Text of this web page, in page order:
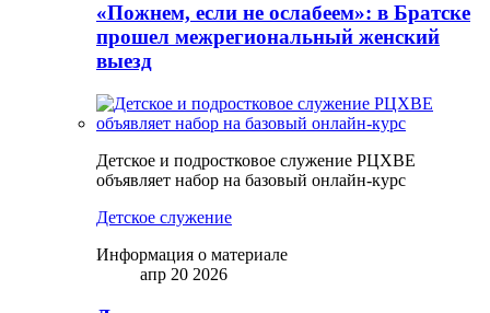
«Пожнем, если не ослабеем»: в Братске
прошел межрегиональный женский
выезд
Детское и подростковое служение РЦХВЕ
объявляет набор на базовый онлайн-курс
Детское служение
Информация о материале
апр 20 2026